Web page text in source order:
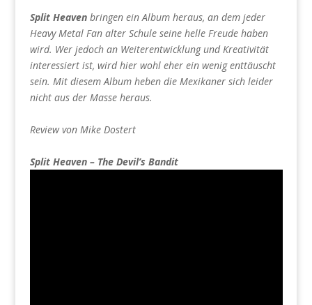
Split Heavenbringen ein Album heraus, an dem jeder
Heavy Metal Fan alter Schule seine helle Freude haben
wird. Wer jedoch an Weiterentwicklung und Kreativität
interessiert ist, wird hier wohl eher ein wenig enttäuscht
sein. Mit diesem Album heben die Mexikaner sich leider
nicht aus der Masse heraus.
Review von Mike Dostert
Split Heaven – The Devil’s Bandit